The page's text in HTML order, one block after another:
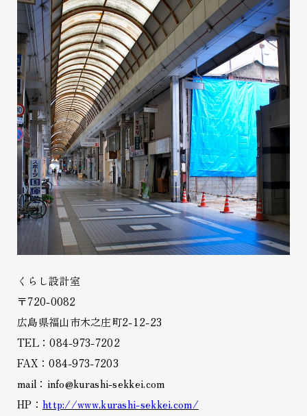
くらし設計室
〒720-0082
広島県福山市木之庄町2-12-23
TEL：084-973-7202
FAX：084-973-7203
mail：info@kurashi-sekkei.com
HP： http://www.kurashi-sekkei.com/